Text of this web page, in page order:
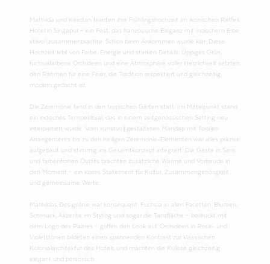
Mathilda und Keertan feierten ihre Frühlingshochzeit im ikonischen Raffles
Hotel in Singapur – ein Fest, das französische Eleganz mit indischem Erbe
stilvoll zusammenbrachte. Schon beim Ankommen wurde klar: Diese
Hochzeit lebt von Farbe, Energie und starken Details. Üppiges Grün,
fuchsiafarbene Orchideen und eine Atmosphäre voller Herzlichkeit setzten
den Rahmen für eine Feier, die Tradition respektiert und gleichzeitig
modern gedacht ist.
Die Zeremonie fand in den tropischen Gärten statt. Im Mittelpunkt stand
ein indisches Tempelritual, das in einem zeitgenössischen Setting neu
interpretiert wurde. Vom kunstvoll gestalteten Mandap mit floralen
Arrangements bis zu den heiligen Zeremonie-Elementen war alles präzise
aufgebaut und stimmig ins Gesamtkonzept integriert. Die Gäste in Saris
und farbenfrohen Outfits brachten zusätzliche Wärme und Vorfreude in
den Moment – ein klares Statement für Kultur, Zusammengehörigkeit
und gemeinsame Werte.
Mathildas Designlinie war konsequent: Fuchsia in allen Facetten. Blumen,
Schmuck, Akzente im Styling und sogar die Tanzfläche – bedruckt mit
dem Logo des Paares – griffen den Look auf. Orchideen in Rosa- und
Violetttönen bildeten einen spannenden Kontrast zur klassischen
Kolonialarchitektur des Hotels und machten die Kulisse gleichzeitig
elegant und persönlich.